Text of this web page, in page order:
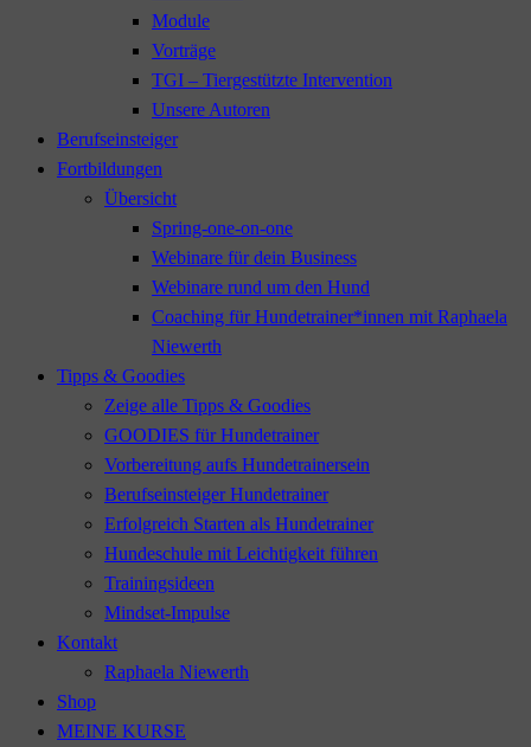
Module
Vorträge
TGI – Tiergestützte Intervention
Unsere Autoren
Berufseinsteiger
Fortbildungen
Übersicht
Spring-one-on-one
Webinare für dein Business
Webinare rund um den Hund
Coaching für Hundetrainer*innen mit Raphaela
Niewerth
Tipps & Goodies
Zeige alle Tipps & Goodies
GOODIES für Hundetrainer
Vorbereitung aufs Hundetrainersein
Berufseinsteiger Hundetrainer
Erfolgreich Starten als Hundetrainer
Hundeschule mit Leichtigkeit führen
Trainingsideen
Mindset-Impulse
Kontakt
Raphaela Niewerth
Shop
MEINE KURSE